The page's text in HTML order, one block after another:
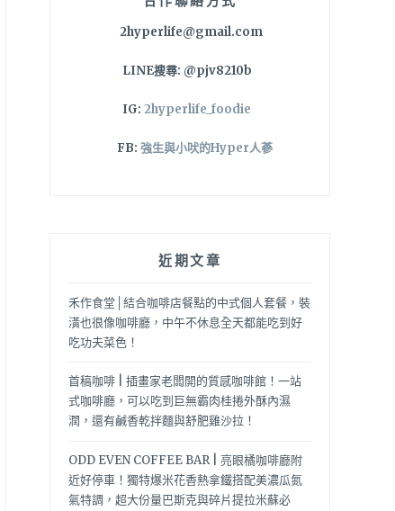
2hyperlife@gmail.com
LINE搜尋: @pjv8210b
IG: 2hyperlife_foodie
FB: 強生與小吠的Hyper人蔘
近期文章
禾作食堂│結合咖啡店餐點的中式個人套餐，裝
潢也很像咖啡廳，中午不休息全天都能吃到好
吃功夫菜色！
首稿咖啡 | 插畫家老闆開的質感咖啡館！一站
式咖啡廳，可以吃到巨無霸肉桂捲外酥內濕
潤，還有鹹香乾拌麵與舒肥雞沙拉！
ODD EVEN COFFEE BAR | 亮眼橘咖啡廳附
近好停車！獨特爆米花香熱拿鐵搭配美濃瓜氮
氣特調，超大份量巴斯克與碎片提拉米蘇必